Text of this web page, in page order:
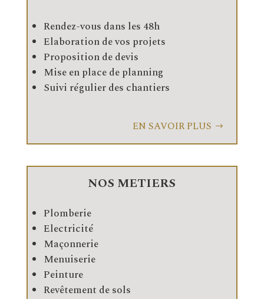
Rendez-vous dans les 48h
Elaboration de vos projets
Proposition de devis
Mise en place de planning
Suivi régulier des chantiers
EN SAVOIR PLUS
NOS METIERS
Plomberie
Electricité
Maçonnerie
Menuiserie
Peinture
Revêtement de sols